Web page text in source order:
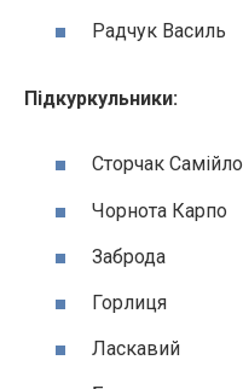
Радчук Василь
Підкуркульники:
Сторчак Самійло
Чорнота Карпо
Заброда
Горлиця
Ласкавий